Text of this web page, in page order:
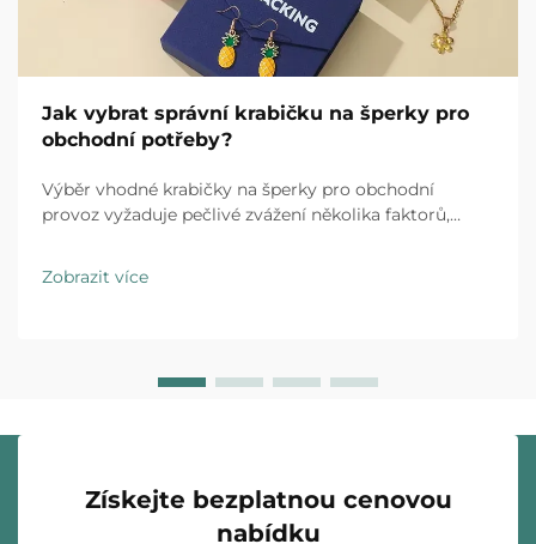
Jak vybrat správní krabičku na šperky pro
obchodní potřeby?
Výběr vhodné krabičky na šperky pro obchodní
provoz vyžaduje pečlivé zvážení několika faktorů,
podnikání. Správné řešení balení slouží jako více než
jen ochranný prostor...
Zobrazit více
Získejte bezplatnou cenovou
nabídku